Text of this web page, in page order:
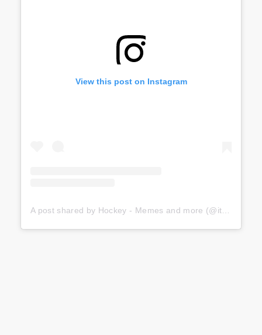
View this post on Instagram